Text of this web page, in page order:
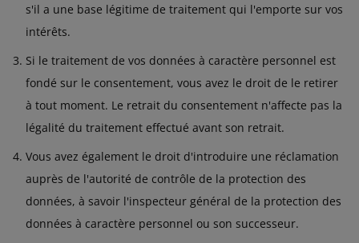
s'il a une base légitime de traitement qui l'emporte sur vos
intérêts.
Si le traitement de vos données à caractère personnel est
fondé sur le consentement, vous avez le droit de le retirer
à tout moment. Le retrait du consentement n'affecte pas la
légalité du traitement effectué avant son retrait.
Vous avez également le droit d'introduire une réclamation
auprès de l'autorité de contrôle de la protection des
données, à savoir l'inspecteur général de la protection des
données à caractère personnel ou son successeur.